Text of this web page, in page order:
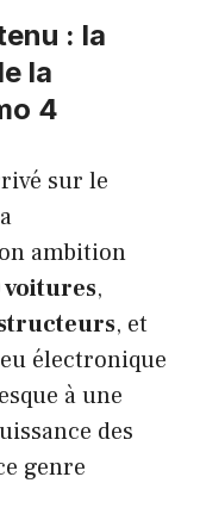
: la
la
4
sur le
ambition
voitures,
, et
électronique
à une
des
genre